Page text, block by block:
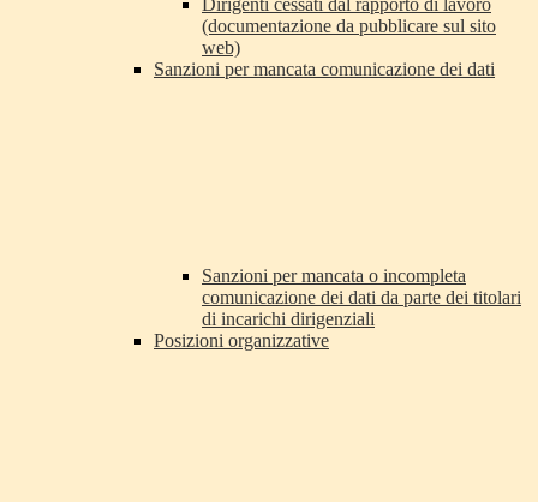
Dirigenti cessati dal rapporto di lavoro
(documentazione da pubblicare sul sito
web)
Sanzioni per mancata comunicazione dei dati
Sanzioni per mancata o incompleta
comunicazione dei dati da parte dei titolari
di incarichi dirigenziali
Posizioni organizzative